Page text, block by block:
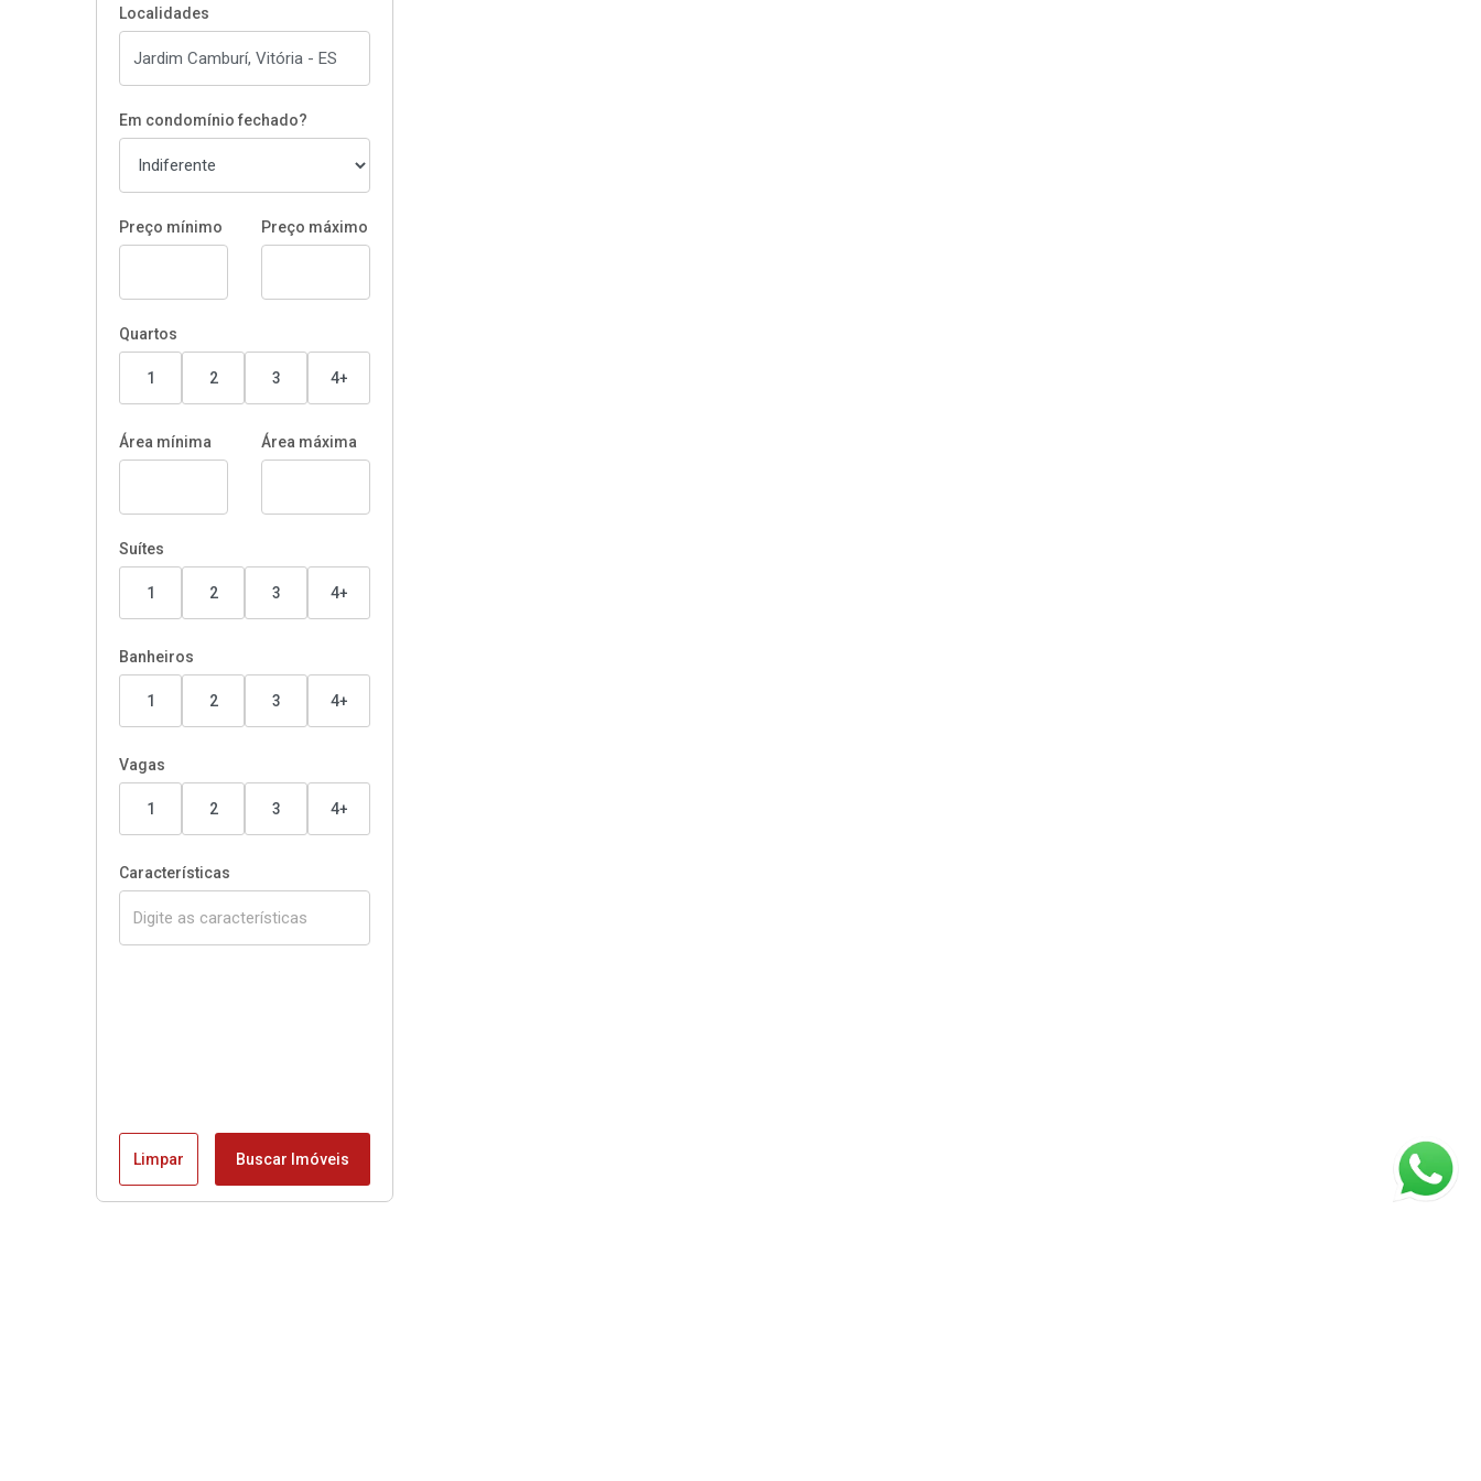
Localidades
Em condomínio fechado?
Preço mínimo Preço máximo
Quartos
1 2 3 4+
Área mínima Área máxima
Suítes
1 2 3 4+
Banheiros
1 2 3 4+
Vagas
1 2 3 4+
Características
Limpar Buscar Imóveis